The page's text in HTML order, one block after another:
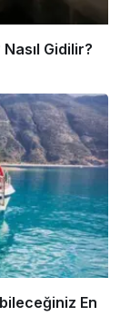
Gidilir?
En